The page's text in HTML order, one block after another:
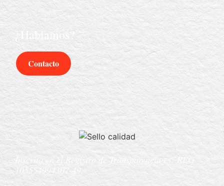
¿Hablamos?
Contacto
Inscrito en el Registro de Transparencia es: REG
105554994307-49.